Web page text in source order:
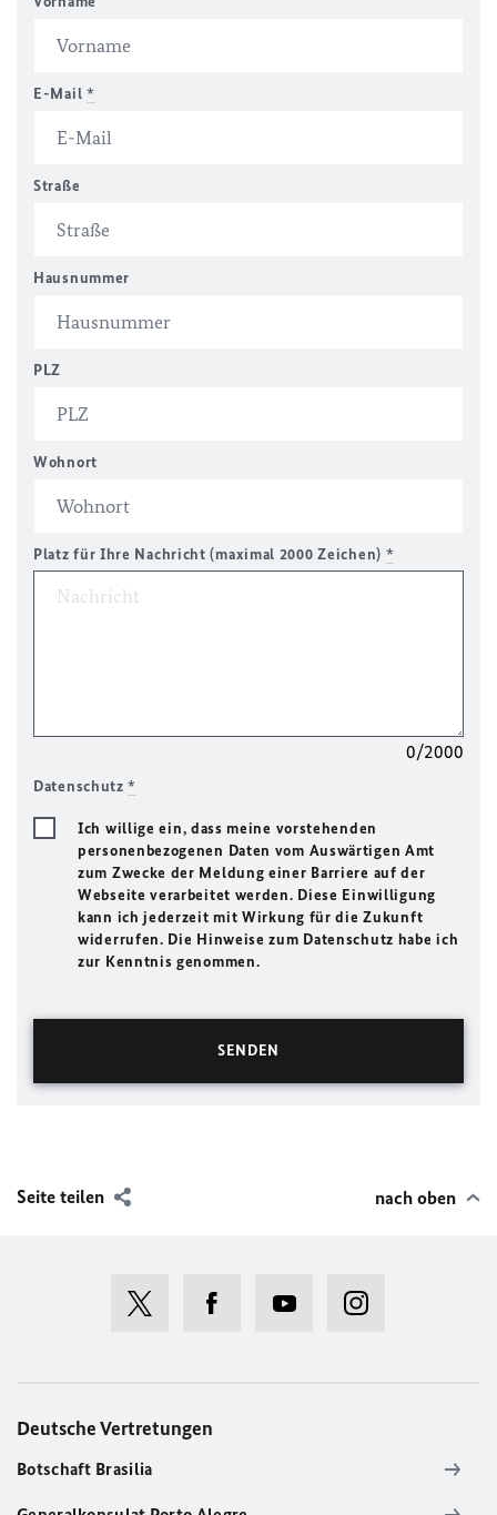
E-Mail *
Straße
Hausnummer
PLZ
Wohnort
Platz für Ihre Nachricht (maximal 2000 Zeichen) *
0/2000
Datenschutz*
Ich willige ein, dass meine vorstehenden
personenbezogenen Daten vom Auswärtigen Amt
zum Zwecke der Meldung einer Barriere auf der
Webseite verarbeitet werden. Diese Einwilligung
kann ich jederzeit mit Wirkung für die Zukunft
widerrufen. Die Hinweise zum Datenschutz habe ich
zur Kenntnis genommen.
Seite teilen nach oben
Deutsche Vertretungen
Botschaft Brasilia